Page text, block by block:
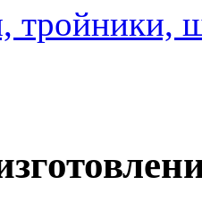
тройники,